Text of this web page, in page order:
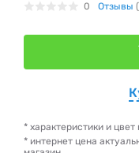
0 Отзывы
* характеристики и
* интернет цена